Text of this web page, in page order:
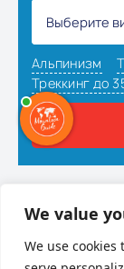
We value
We use
Наверх